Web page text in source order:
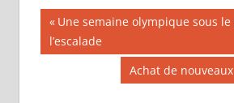
Navigation
de
l’article
Publication
précédente :
Une semaine olympique sous
l’escalade
Publication
suivante :
Achat de